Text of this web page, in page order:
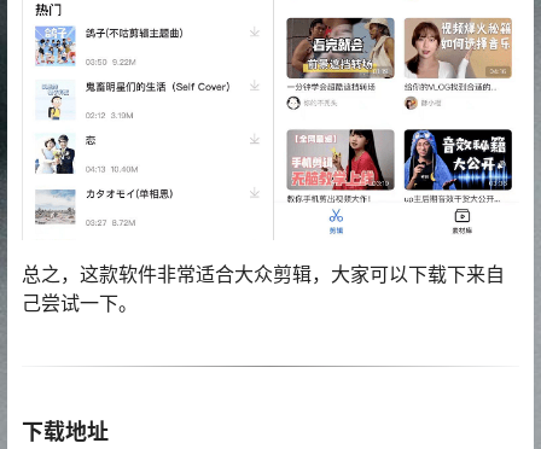
总之，这款软件非常适合大众剪辑，大家可以下载下来自
己尝试一下。
下载地址